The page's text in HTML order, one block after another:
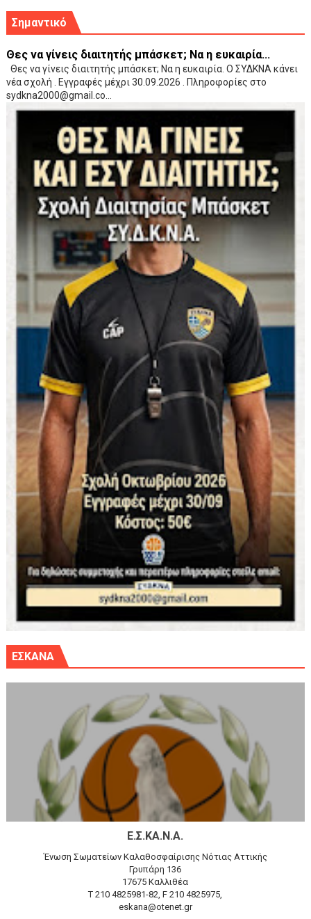
Σημαντικό
Θες να γίνεις διαιτητής μπάσκετ; Να η ευκαιρία...
Θες να γίνεις διαιτητής μπάσκετ; Να η ευκαιρία. Ο ΣΥΔΚΝΑ κάνει
νέα σχολή . Εγγραφές μέχρι 30.09.2026 . Πληροφορίες στο
sydkna2000@gmail.co...
ΕΣΚΑΝΑ
Ε.Σ.ΚΑ.Ν.Α.
Ένωση Σωματείων Καλαθοσφαίρισης Νότιας Αττικής
Γρυπάρη 136
17675 Καλλιθέα
T 210 4825981-82, F 210 4825975,
eskana@otenet.gr